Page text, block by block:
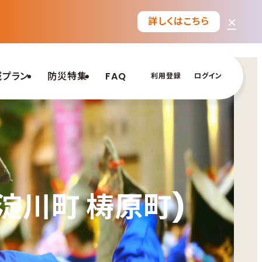
詳しくはこちら ×
ラン 防災特集 FAQ 利用登録 ログイン
川町 梼原町)